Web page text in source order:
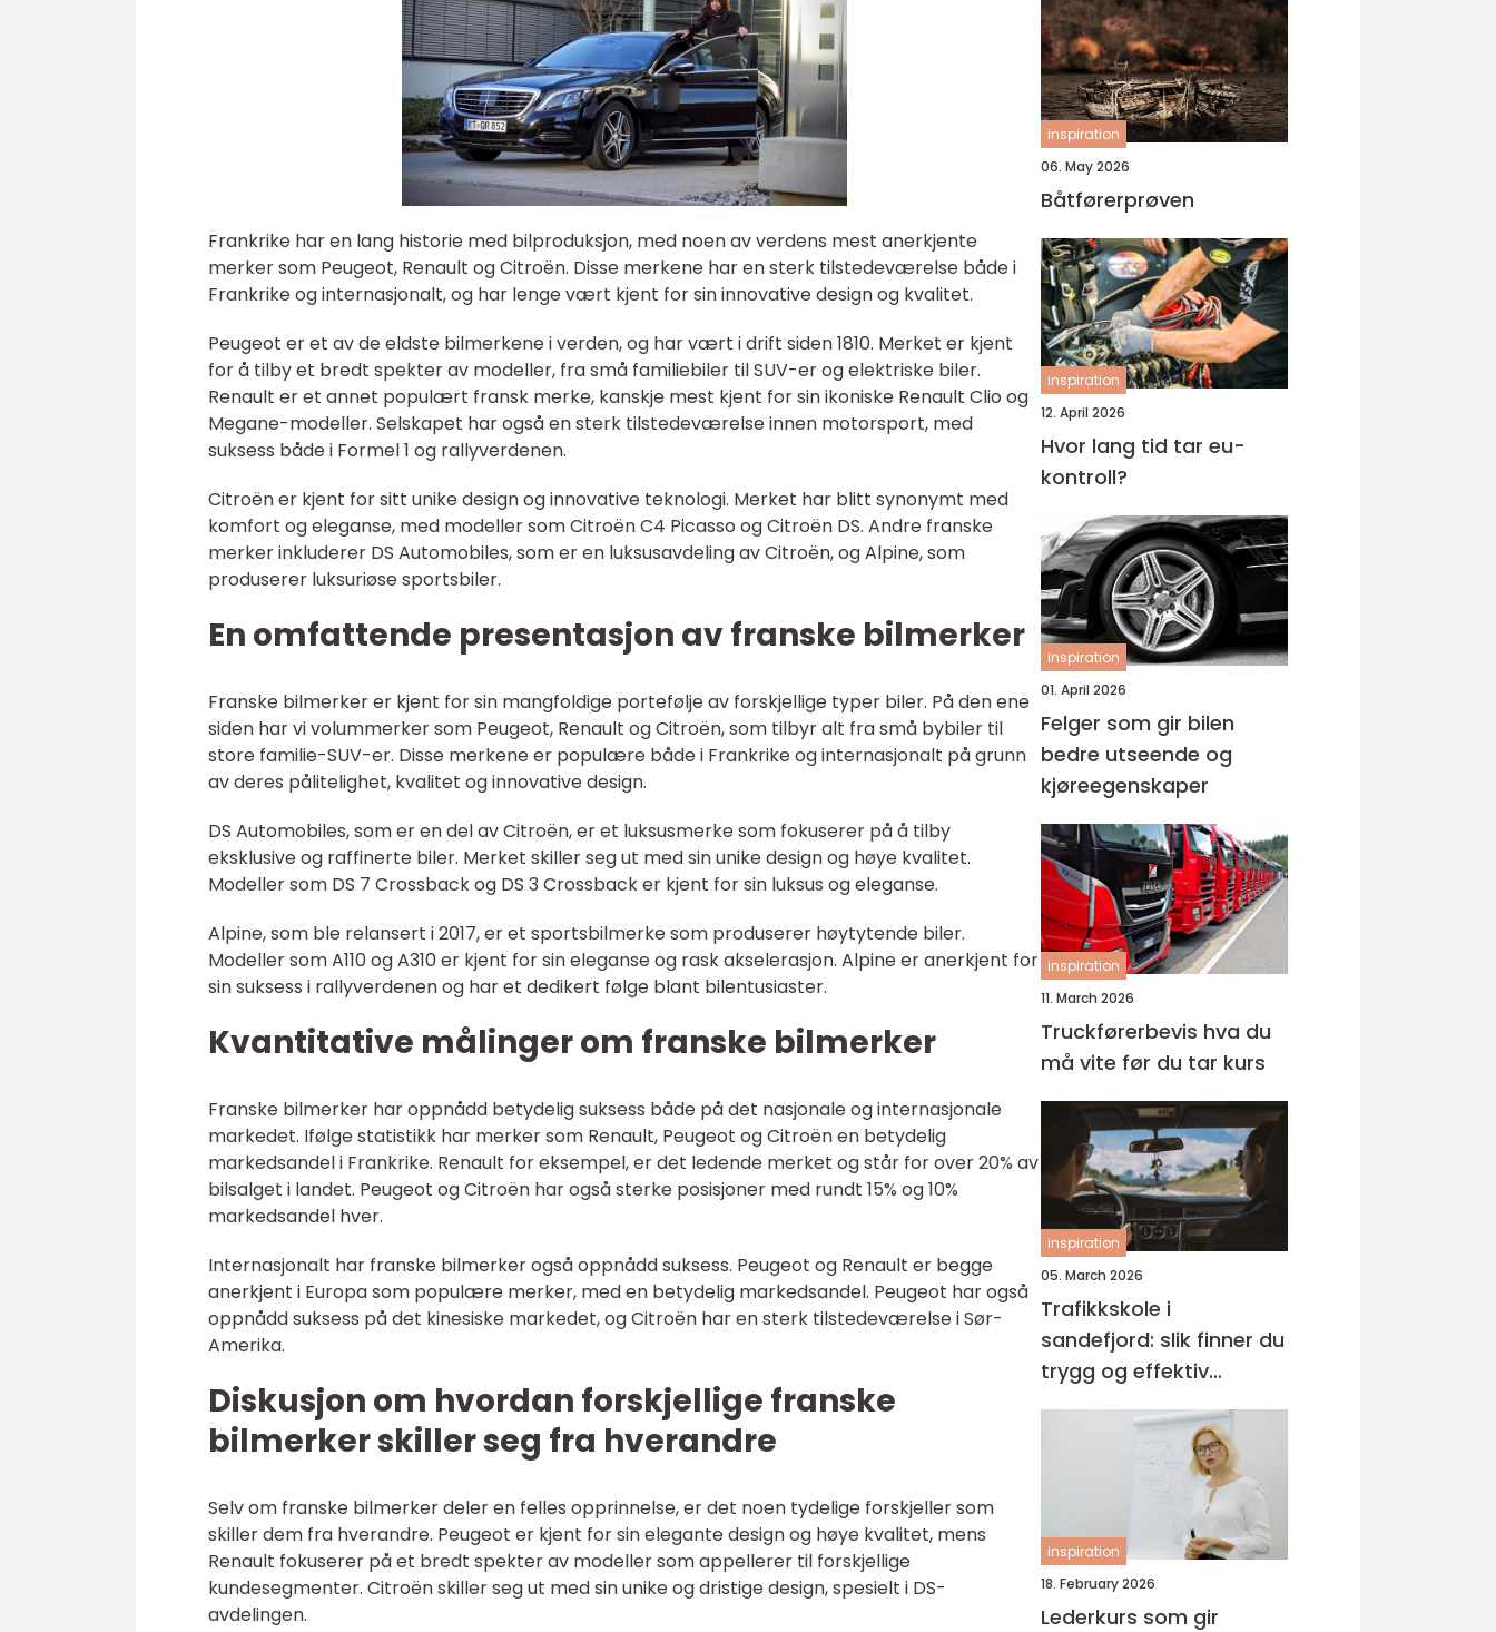
Frankrike har en lang historie med bilproduksjon, med noen av verdens mest anerkjente
merker som Peugeot, Renault og Citroën. Disse merkene har en sterk tilstedeværelse både i
Frankrike og internasjonalt, og har lenge vært kjent for sin innovative design og kvalitet.
Peugeot er et av de eldste bilmerkene i verden, og har vært i drift siden 1810. Merket er kjent
for å tilby et bredt spekter av modeller, fra små familiebiler til SUV-er og elektriske biler.
Renault er et annet populært fransk merke, kanskje mest kjent for sin ikoniske Renault Clio og
Megane-modeller. Selskapet har også en sterk tilstedeværelse innen motorsport, med
suksess både i Formel 1 og rallyverdenen.
Citroën er kjent for sitt unike design og innovative teknologi. Merket har blitt synonymt med
komfort og eleganse, med modeller som Citroën C4 Picasso og Citroën DS. Andre franske
merker inkluderer DS Automobiles, som er en luksusavdeling av Citroën, og Alpine, som
produserer luksuriøse sportsbiler.
En omfattende presentasjon av franske bilmerker
Franske bilmerker er kjent for sin mangfoldige portefølje av forskjellige typer biler. På den ene
siden har vi volummerker som Peugeot, Renault og Citroën, som tilbyr alt fra små bybiler til
store familie-SUV-er. Disse merkene er populære både i Frankrike og internasjonalt på grunn
av deres pålitelighet, kvalitet og innovative design.
DS Automobiles, som er en del av Citroën, er et luksusmerke som fokuserer på å tilby
eksklusive og raffinerte biler. Merket skiller seg ut med sin unike design og høye kvalitet.
Modeller som DS 7 Crossback og DS 3 Crossback er kjent for sin luksus og eleganse.
Alpine, som ble relansert i 2017, er et sportsbilmerke som produserer høytytende biler.
Modeller som A110 og A310 er kjent for sin eleganse og rask akselerasjon. Alpine er anerkjent for
sin suksess i rallyverdenen og har et dedikert følge blant bilentusiaster.
Kvantitative målinger om franske bilmerker
Franske bilmerker har oppnådd betydelig suksess både på det nasjonale og internasjonale
markedet. Ifølge statistikk har merker som Renault, Peugeot og Citroën en betydelig
markedsandel i Frankrike. Renault for eksempel, er det ledende merket og står for over 20% av
bilsalget i landet. Peugeot og Citroën har også sterke posisjoner med rundt 15% og 10%
markedsandel hver.
Internasjonalt har franske bilmerker også oppnådd suksess. Peugeot og Renault er begge
anerkjent i Europa som populære merker, med en betydelig markedsandel. Peugeot har også
oppnådd suksess på det kinesiske markedet, og Citroën har en sterk tilstedeværelse i Sør-
Amerika.
Diskusjon om hvordan forskjellige franske
bilmerker skiller seg fra hverandre
Selv om franske bilmerker deler en felles opprinnelse, er det noen tydelige forskjeller som
skiller dem fra hverandre. Peugeot er kjent for sin elegante design og høye kvalitet, mens
Renault fokuserer på et bredt spekter av modeller som appellerer til forskjellige
kundesegmenter. Citroën skiller seg ut med sin unike og dristige design, spesielt i DS-
avdelingen.
inspiration
06. May 2026
Båtførerprøven
inspiration
12. April 2026
Hvor lang tid tar eu-
kontroll?
inspiration
01. April 2026
Felger som gir bilen
bedre utseende og
kjøreegenskaper
inspiration
11. March 2026
Truckførerbevis hva du
må vite før du tar kurs
inspiration
05. March 2026
Trafikkskole i
sandefjord: slik finner du
trygg og effektiv
opplæring
inspiration
18. February 2026
Lederkurs som gir